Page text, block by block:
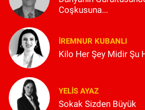
Coşkusuna...
İREMNUR KUBANLI
Kilo Her Şey Midir Şu
YELIS AYAZ
Sokak Sizden Büyük